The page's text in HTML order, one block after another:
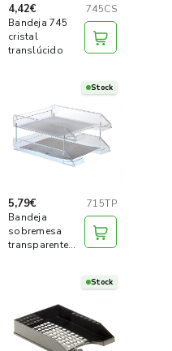
4,42€
745CS
Bandeja 745
cristal
translúcido
Stock
5,79€
715TP
Bandeja
sobremesa
transparente
Stock